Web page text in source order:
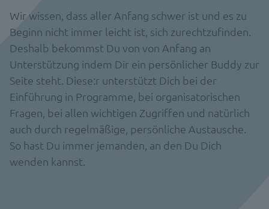
Wir wissen, dass aller Anfang schwer ist und es zu
Beginn nicht immer leicht ist, sich zurechtzufinden.
Deshalb bekommst Du von von Anfang an
Unterstützung indem Dir ein persönlicher Buddy zur
Seite steht. Diese:r unterstützt Dich bei der
Einführung in Programme, bei organisatorischen
Fragen, bei allen wichtigen Zugriffen und natürlich
auch durch regelmäßige, persönliche Austausche.
So hast Du immer jemanden, an den Du Dich
wenden kannst.